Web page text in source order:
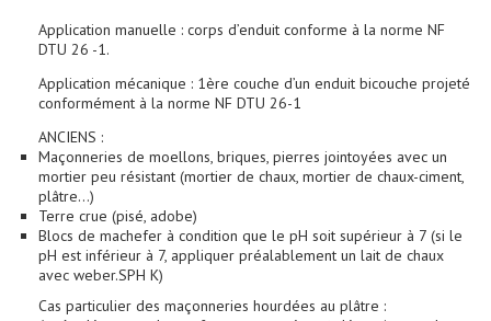
Application manuelle : corps d’enduit conforme à la norme NF
DTU 26 -1.
Application mécanique : 1ère couche d’un enduit bicouche projeté
conformément à la norme NF DTU 26-1
ANCIENS :
Maçonneries de moellons, briques, pierres jointoyées avec un
mortier peu résistant (mortier de chaux, mortier de chaux-ciment,
plâtre...)
Terre crue (pisé, adobe)
Blocs de machefer à condition que le pH soit supérieur à 7 (si le
pH est inférieur à 7, appliquer préalablement un lait de chaux
avec weber.SPH K)
Cas particulier des maçonneries hourdées au plâtre :